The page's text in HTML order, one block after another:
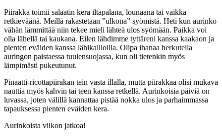
Piirakka toimii salaatin kera iltapalana, lounaana tai vaikka
retkieväänä. Meillä rakastetaan ”ulkona” syömistä. Heti kun aurinko
vähän lämmittää niin tekee mieli lähteä ulos syömään. Paikka voi
olla lähellä tai kaukana. Eilen lähdimme tyttäreni kanssa kaakaon ja
pienten eväiden kanssa lähikallioilla. Olipa ihanaa herkutella
auringon paistaessa tuulensuojassa, kun oli tietenkin myös
lämpimästi pukeutunut.
Pinaatti-ricottapiirakan tein vasta illalla, mutta piirakkaa olisi mukava
nauttia myös kahvin tai teen kanssa retkellä. Aurinkoisia päiviä on
luvassa, joten välillä kannattaa pistää nokka ulos ja parhaimmassa
tapauksessa pienten eväiden kera.
Aurinkoista viikon jatkoa!